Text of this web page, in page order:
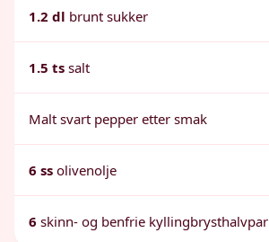
1.2 dl brunt sukker
1.5 ts salt
Malt svart pepper etter smak
6 ss olivenolje
6 skinn- og benfrie kyllingbrysthalvpar